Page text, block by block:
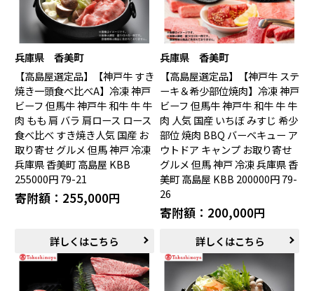
兵庫県 香美町
【高島屋選定品】【神戸牛 すき
焼き一頭食べ比べA】冷凍 神戸
ビーフ 但馬牛 神戸牛 和牛 牛 牛
肉 もも 肩 バラ 肩ロース ロース
食べ比べ すき焼き人気 国産 お
取り寄せ グルメ 但馬 神戸 冷凍
兵庫県 香美町 高島屋 KBB
255000円 79-21
寄附額：255,000円
詳しくはこちら
兵庫県 香美町
【高島屋選定品】【神戸牛 ステ
ーキ＆希少部位焼肉】冷凍 神戸
ビーフ 但馬牛 神戸牛 和牛 牛 牛
肉 人気 国産 いちぼ みすじ 希少
部位 焼肉 BBQ バーベキュー ア
ウトドア キャンプ お取り寄せ
グルメ 但馬 神戸 冷凍 兵庫県 香
美町 高島屋 KBB 200000円 79-
26
寄附額：200,000円
詳しくはこちら